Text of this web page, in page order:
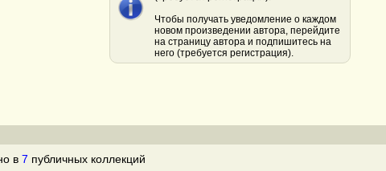
Чтобы получать уведомление о каждом
новом произведении автора, перейдите
на страницу автора и подпишитесь на
него (требуется регистрация).
в 7 публичных коллекций